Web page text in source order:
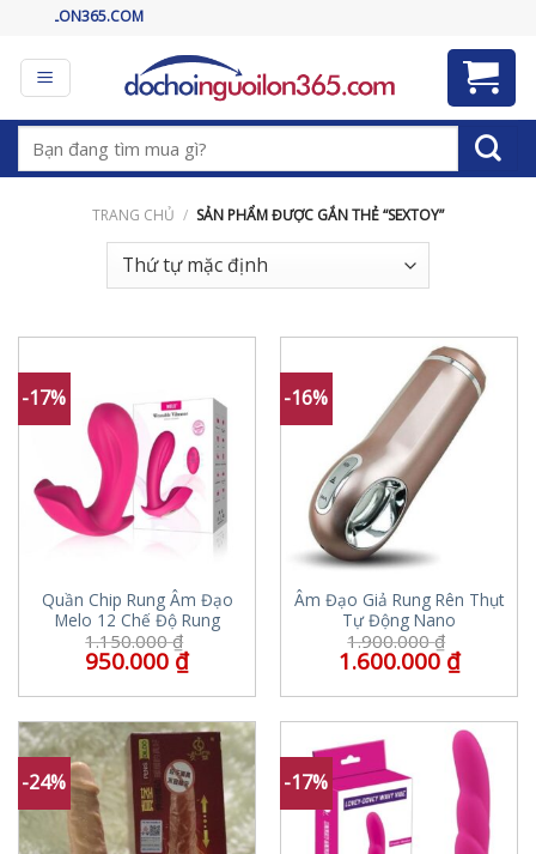
content
Tìm
kiếm:
TRANG CHỦ / SẢN PHẨM ĐƯỢC GẮN THẺ “SEXTOY”
-17%
Quần Chip Rung Âm Đạo
Melo 12 Chế Độ Rung
1.150.000₫
950.000₫
-16%
Âm Đạo Giả Rung Rên Thụt
Tự Động Nano
1.900.000₫
1.600.000₫
-24% -17%